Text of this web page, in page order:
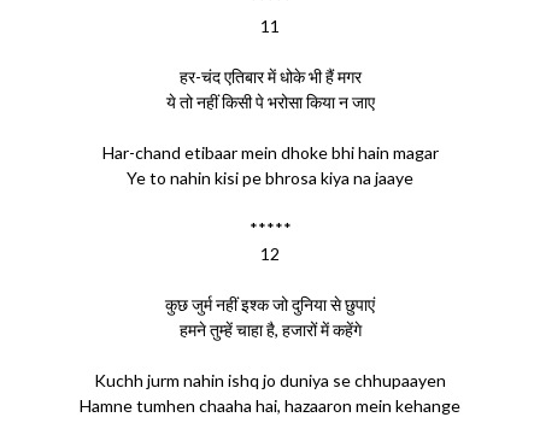
11
हर-चंद एतिबार में धोके भी हैं मगर
ये तो नहीं किसी पे भरोसा किया न जाए
Har-chand etibaar mein dhoke bhi hain magar
Ye to nahin kisi pe bhrosa kiya na jaaye
*****
12
कुछ जुर्म नहीं इश्क जो दुनिया से छुपाएं
हमने तुम्हें चाहा है, हजारों में कहेंगे
Kuchh jurm nahin ishq jo duniya se chhupaayen
Hamne tumhen chaaha hai, hazaaron mein kehange